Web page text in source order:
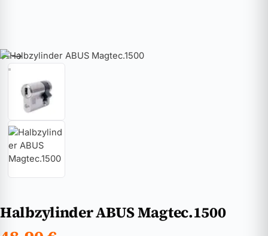
Halbzylinder ABUS Magtec.1500